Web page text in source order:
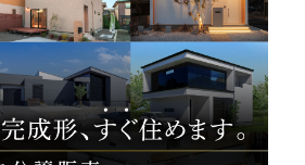
～20:00 定休日／年末年始